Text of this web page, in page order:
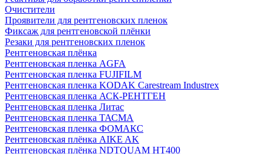
Очистители
Проявители для рентгеновских пленок
Фиксаж для рентгеновской плёнки
Резаки для рентгеновских пленок
Рентгеновская плёнка
Рентгеновская пленка AGFA
Рентгеновская пленка FUJIFILM
Рентгеновская пленка KODAK Carestream Industrex
Рентгеновская пленка АСК-РЕНТГЕН
Рентгеновская пленка Литас
Рентгеновская пленка ТАСМА
Рентгеновская пленка ФОМАКС
Рентгеновская плёнка AIKE AK
Рентгеновская плёнка NDTQUAM HT400